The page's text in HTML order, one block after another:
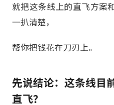
就把这条线上的直飞方案
一扒清楚，
帮你把钱花在刀刃上。
先说结论：这条线目
直飞？